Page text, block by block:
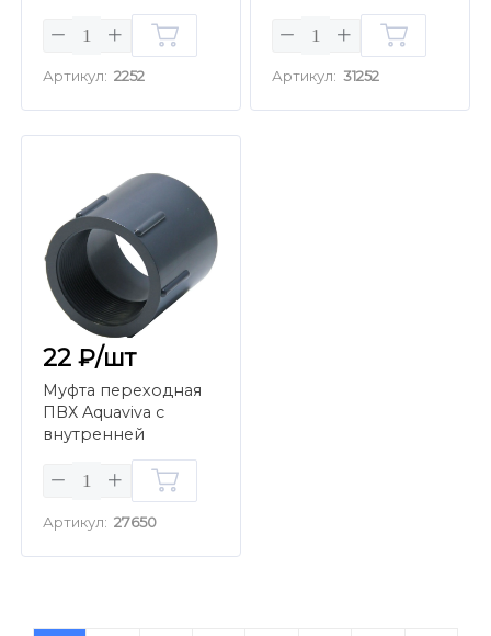
Артикул: 2252 Артикул: 31252
22 ₽/шт
Муфта переходная
ПВХ Aquaviva с
внутренней
резьбой d20х1/2"
Артикул: 27650